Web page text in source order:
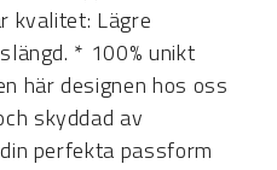
kvalitet: Lägre
* 100% unikt
här designen hos oss
skyddad av
perfekta passform